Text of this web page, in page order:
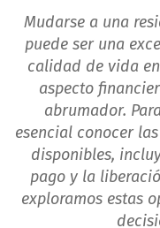
Mudarse a una
puede ser una
calidad de vida
aspecto
abrumador.
esencial conocer
disponibles,
pago y la
exploramos estas